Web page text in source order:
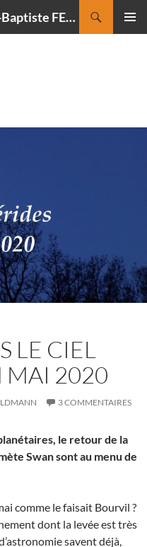
CIELMANIA : le blog de Jean-Baptiste FELDMANN, photographe du ciel
LE CIEL
MAI 2020
3 COMMENTAIRES
le retour de la
Swan sont au menu de
comme le faisait Bourvil ?
dont la levée est très
savent déjà,